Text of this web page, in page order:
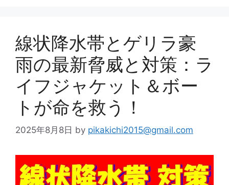
線状降水帯とゲリラ豪
雨の最新脅威と対策：ラ
イフジャケット＆ボー
トが命を救う！
2025年8月8日 by pikakichi2015@gmail.com